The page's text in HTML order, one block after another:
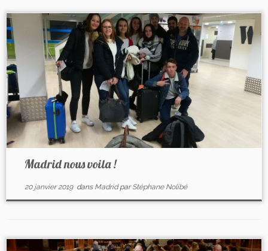
Madrid nous voila !
20 janvier 2019dans MadridparStéphane Nolibé